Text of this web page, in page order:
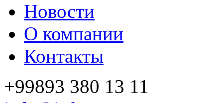
Новости
О компании
Контакты
+99893 380 13 11